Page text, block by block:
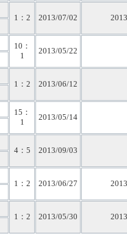
1：2
2013/07/02
10：
1
2013/05/22
1：2
2013/06/12
15：
1
2013/05/14
4：5
2013/09/03
1：2
2013/06/27
1：2
2013/05/30